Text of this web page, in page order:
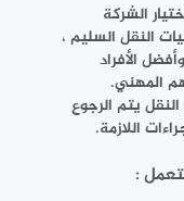
الشركة
النقل السليم ،
الأفراد
المهني.
يتم الرجوع
اللازمة.
: